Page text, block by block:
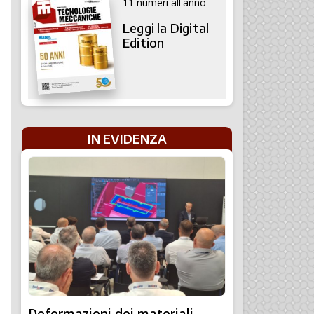
Leggi la Digital
Edition
IN EVIDENZA